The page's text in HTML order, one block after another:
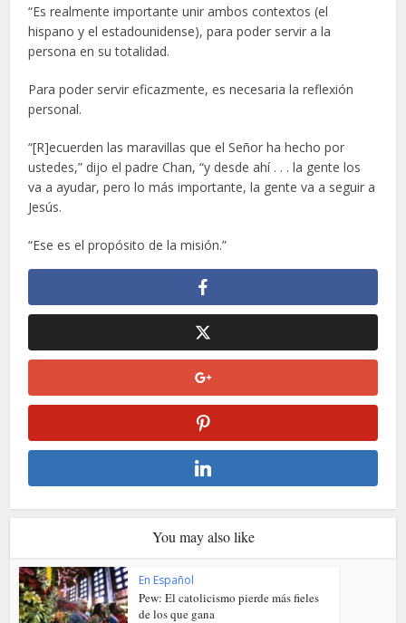
“Es realmente importante unir ambos contextos (el
hispano y el estadounidense), para poder servir a la
persona en su totalidad.
Para poder servir eficazmente, es necesaria la reflexión
personal.
“[R]ecuerden las maravillas que el Señor ha hecho por
ustedes,” dijo el padre Chan, “y desde ahí . . . la gente los
va a ayudar, pero lo más importante, la gente va a seguir a
Jesús.
“Ese es el propósito de la misión.”
You may also like
En Español
Pew: El catolicismo pierde más fieles
de los que gana